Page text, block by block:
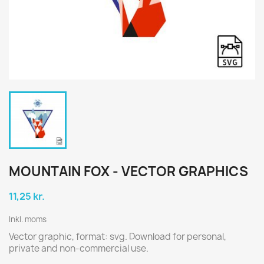
MOUNTAIN FOX - VECTOR GRAPHICS
11,25 kr.
Inkl. moms
Vector graphic, format: svg. Download for personal,
private and non-commercial use.